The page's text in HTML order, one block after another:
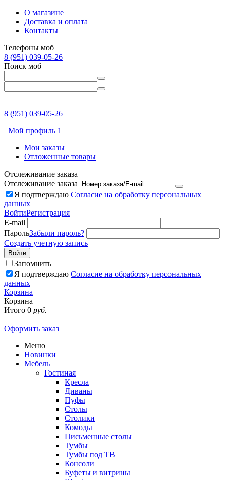
О магазине
Доставка и оплата
Контакты
Телефоны моб
8 (951) 039-05-26
Поиск моб
8 (951) 039-05-26
Мой профиль 1
Мои заказы
Отложенные товары
Отслеживание заказа
Отслеживание заказа
Я подтверждаю Согласие на обработку персональных
данных
ВойтиРегистрация
E-mail
ПарольЗабыли пароль?
Создать учетную запись
Войти
Запомнить
Я подтверждаю Согласие на обработку персональных
данных
Корзина
Корзина
Итого 0 руб.
Оформить заказ
Меню
Новинки
Мебель
Гостиная
Кресла
Диваны
Пуфы
Столы
Столики
Комоды
Письменные столы
Тумбы
Тумбы под ТВ
Консоли
Буфеты и витрины